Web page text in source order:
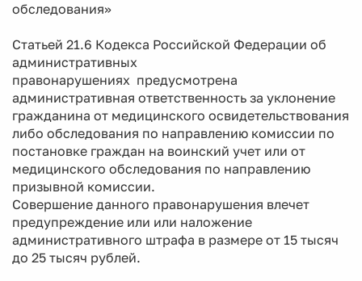
обследования»
Статьей 21.6 Кодекса Российской Федерации об
административных
правонарушениях предусмотрена
административная ответственность за уклонение
гражданина от медицинского освидетельствования
либо обследования по направлению комиссии по
постановке граждан на воинский учет или от
медицинского обследования по направлению
призывной комиссии.
Совершение данного правонарушения влечет
предупреждение или или наложение
административного штрафа в размере от 15 тысяч
до 25 тысяч рублей.